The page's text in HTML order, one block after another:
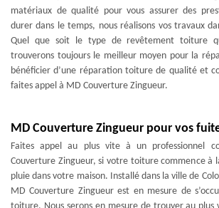
matériaux de qualité pour vous assurer des
durer dans le temps, nous réalisons vos travaux
Quel que soit le type de revêtement toiture
trouverons toujours le meilleur moyen pour la
bénéficier d’une réparation toiture de qualité et
faites appel à MD Couverture Zingueur.
MD Couverture Zingueur pour vos
Faites appel au plus vite à un professionnel
Couverture Zingueur, si votre toiture commence à
pluie dans votre maison. Installé dans la ville de
MD Couverture Zingueur est en mesure de